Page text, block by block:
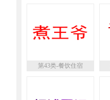
第43类-餐饮住宿